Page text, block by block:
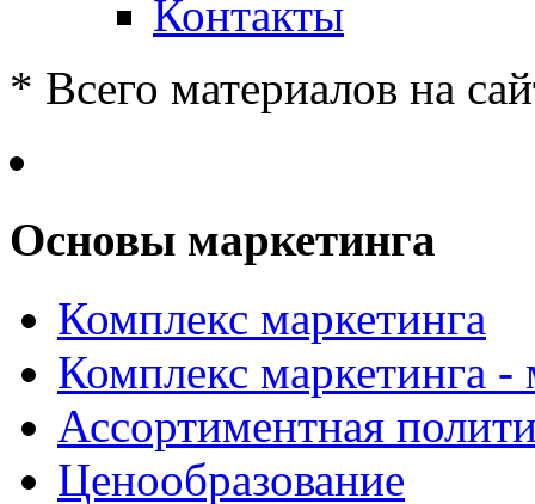
Контакты
* Всего материалов на
Основы маркетинга
Комплекс маркетинга
Комплекс маркетинга
Ассортиментная
Ценообразование